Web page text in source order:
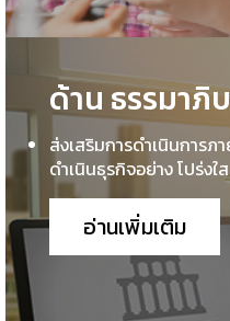
ด้าน ธรรมาภิ
ส่งเสริมการดำเนินการ
ดำเนินธุรกิจอย่าง โปร่งใส
อ่านเพิ่มเติม